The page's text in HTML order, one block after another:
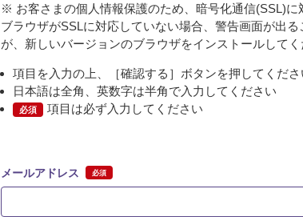
※ お客さまの個人情報保護のため、暗号化通信(SSL)
ブラウザがSSLに対応していない場合、警告画面が出
が、新しいバージョンのブラウザをインストールして
項目を入力の上、［確認する］ボタンを押してくださ
日本語は全角、英数字は半角で入力してください
必須 項目は必ず入力してください
メールアドレス